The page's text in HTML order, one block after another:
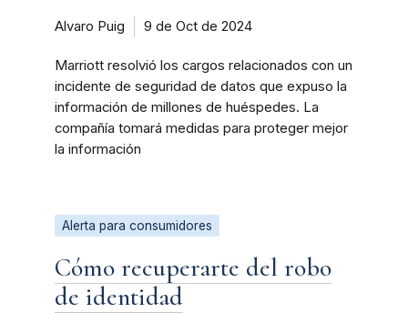
Alvaro Puig 9 de Oct de 2024
Marriott resolvió los cargos relacionados con un
incidente de seguridad de datos que expuso la
información de millones de huéspedes. La
compañía tomará medidas para proteger mejor
la información
Alerta para consumidores
Cómo recuperarte del robo
de identidad